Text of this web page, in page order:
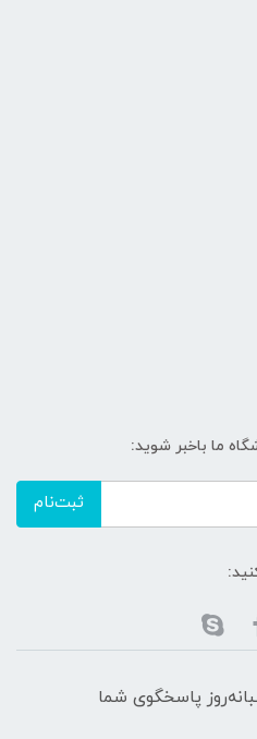
ما باخبر شوید:
ثبت‌نام
۲۴ ساعت شبانه‌روز پاسخگوی شما